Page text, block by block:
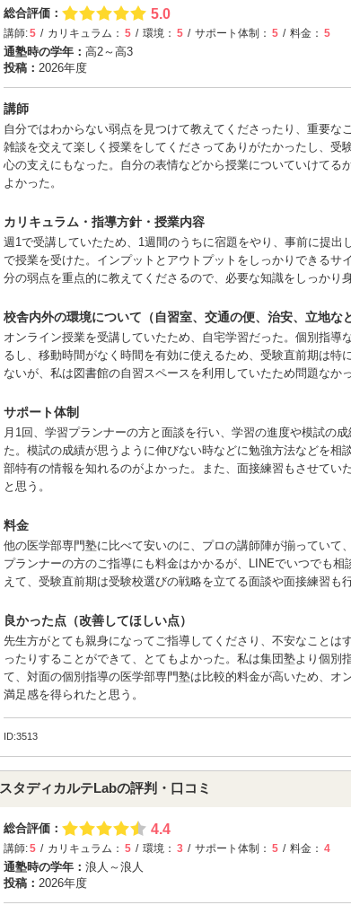
した。途上国でボランティアに従事するうち、現地に長
つけたいと考えるようになり、医師を目指して再受験す
島根大学に進学を決めた理由は何ですか？
2023年春の時点では熊本大学医学部を受験しようと考
学部に入学することを最優先にしたくて、スタディカル
していました。何度か相談を重ねて、2023年の夏に、
学医学部を第一志望とすることに決めました。
勉強内容について
受験勉強の中で「一番苦労したこと」はなんで
自分は理系科目の答案作成スピードが遅いことが課題で
た。方向性が固まるまでは、スタディカルテLabの学習
もらいながら試行錯誤を重ねました。
メッセージ
最後に、これから受験する方々へのメッセージ
参考書や問題集を実際に使って執行錯誤することが必要
まく頼りながら、失敗しても、失敗からどれだけ学ん
総合評価： 5.0
講師:5 カリキュラム： 5 環境： 5 サポート体制： 5 料金： 5
通塾時の学年： 高2～高3
投稿： 2026年度
講師
自分ではわからない弱点を見つけて教えてくださったり、重要な
雑談を交えて楽しく授業をしてくださってありがたかったし、受
心の支えにもなった。自分の表情などから授業についていけてる
よかった。
カリキュラム・指導方針・授業内容
週1で受講していたため、1週間のうちに宿題をやり、事前に提出
で授業を受けた。インプットとアウトプットをしっかりできるサ
分の弱点を重点的に教えてくださるので、必要な知識をしっかり
校舎内外の環境について（自習室、交通の便、治安、立地など
オンライン授業を受講していたため、自宅学習だった。個別指導
るし、移動時間がなく時間を有効に使えるため、受験直前期は特
ないが、私は図書館の自習スペースを利用していたため問題なかっ
サポート体制
月1回、学習プランナーの方と面談を行い、学習の進度や模試の
た。模試の成績が思うように伸びない時などに勉強方法などを相
部特有の情報を知れるのがよかった。また、面接練習もさせてい
と思う。
料金
他の医学部専門塾に比べて安いのに、プロの講師陣が揃っていて
プランナーの方のご指導にも料金はかかるが、LINEでいつでも
えて、受験直前期は受験校選びの戦略を立てる面談や面接練習も
良かった点（改善してほしい点）
先生方がとても親身になってご指導してくださり、不安なことは
ったりすることができて、とてもよかった。私は集団塾より個別
て、対面の個別指導の医学部専門塾は比較的料金が高いため、オ
満足感を得られたと思う。
ID:3513
スタディカルテLabの評判・口コミ
総合評価： 4.4
講師:5 カリキュラム： 5 環境： 3 サポート体制： 5 料金： 4
通塾時の学年： 浪人～浪人
投稿： 2026年度